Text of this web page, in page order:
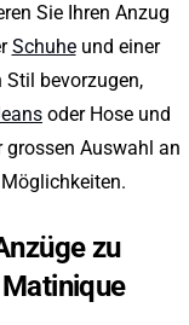
Sie Ihren Anzug
Schuheund einer
Stil bevorzugen,
oder Hose und
grossen Auswahl an
zu